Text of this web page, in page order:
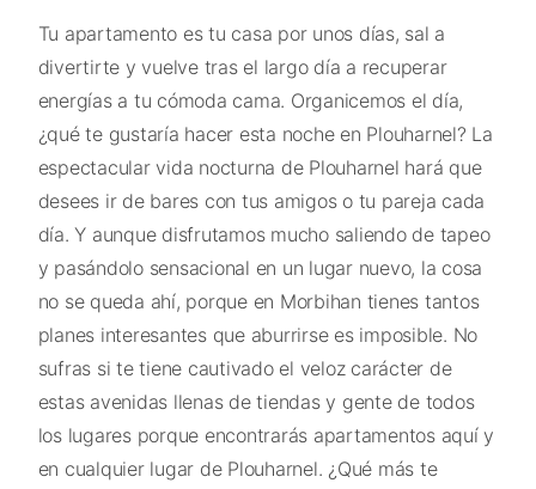
Tu apartamento es tu casa por unos días, sal a
divertirte y vuelve tras el largo día a recuperar
energías a tu cómoda cama. Organicemos el día,
¿qué te gustaría hacer esta noche en Plouharnel? La
espectacular vida nocturna de Plouharnel hará que
desees ir de bares con tus amigos o tu pareja cada
día. Y aunque disfrutamos mucho saliendo de tapeo
y pasándolo sensacional en un lugar nuevo, la cosa
no se queda ahí, porque en Morbihan tienes tantos
planes interesantes que aburrirse es imposible. No
sufras si te tiene cautivado el veloz carácter de
estas avenidas llenas de tiendas y gente de todos
los lugares porque encontrarás apartamentos aquí y
en cualquier lugar de Plouharnel. ¿Qué más te